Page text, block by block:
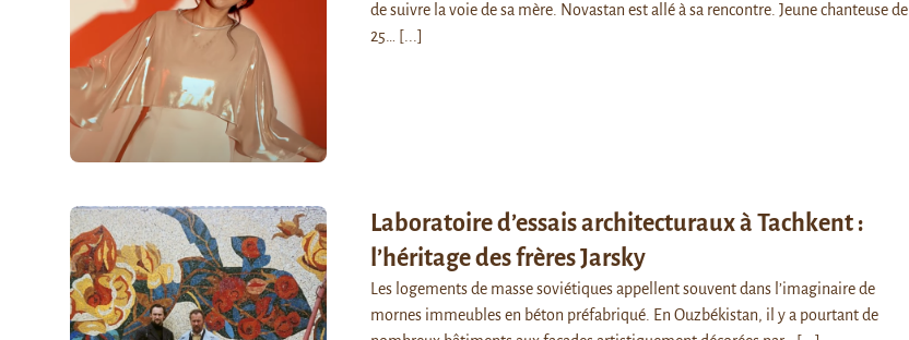
de suivre la voie de sa mère. Novastan est allé à sa rencontre. Jeune chanteuse de
25…
[...]
Laboratoire d’essais architecturaux à Tachkent :
l’héritage des frères Jarsky
Les logements de masse soviétiques appellent souvent dans l’imaginaire de
mornes immeubles en béton préfabriqué. En Ouzbékistan, il y a pourtant de